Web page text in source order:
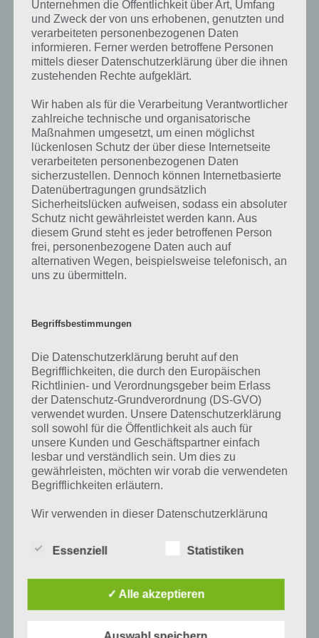
Weitere Aufgaben und Rätsel im gleichen
Level
Ebenfalls im gleichen Level wie “Ein Ort, an dem man normalerweise
Königin” und “Bild: Töpfern“. Klicke einfach auf den Sachverhalt, um
zur 94% Lösung zu gelangen.
Wenn die Lösung nicht mehr aktuell sein sollte oder ein Wort in der
Lösung von 94 Prozent fehlt, so teile uns die korrekten Lösungen
einfach in den Kommentaren mit. Nur so können wir stets die
aktuellen Antworten auf die zahlreichen Fragen in der App geben.
Darum geht es bei 94%
Was ist 94%? In der App 94% musst du auf Basis eines Bildes oder
einer Aussage die Antworten herausfinden, die von anderen Spielern
Prozent, wovon die App ihren Namen hat. Entsprechend ist 94
wurde die App mittlerweile heruntergeladen und gehört mit zu den
erfolgreichsten Spiele Apps in diesem Genre im Google Play Store
und iTunes App Store.
Auf WhatsApp teilen Teilen auf Facebook
Tweet auf Twitter
Mehr Artikel hier auf Touchportal
Unternehmen die Öffentlichkeit über Art, Umfang
und Zweck der von uns erhobenen, genutzten und
verarbeiteten personenbezogenen Daten
informieren. Ferner werden betroffene Personen
mittels dieser Datenschutzerklärung über die ihnen
zustehenden Rechte aufgeklärt.
Wir haben als für die Verarbeitung Verantwortlicher
zahlreiche technische und organisatorische
Maßnahmen umgesetzt, um einen möglichst
lückenlosen Schutz der über diese Internetseite
verarbeiteten personenbezogenen Daten
sicherzustellen. Dennoch können Internetbasierte
Datenübertragungen grundsätzlich
Sicherheitslücken aufweisen, sodass ein absoluter
Schutz nicht gewährleistet werden kann. Aus
diesem Grund steht es jeder betroffenen Person
frei, personenbezogene Daten auch auf
alternativen Wegen, beispielsweise telefonisch, an
uns zu übermitteln.
Begriffsbestimmungen
Die Datenschutzerklärung beruht auf den
Begrifflichkeiten, die durch den Europäischen
Richtlinien- und Verordnungsgeber beim Erlass
der Datenschutz-Grundverordnung (DS-GVO)
verwendet wurden. Unsere Datenschutzerklärung
soll sowohl für die Öffentlichkeit als auch für
unsere Kunden und Geschäftspartner einfach
lesbar und verständlich sein. Um dies zu
gewährleisten, möchten wir vorab die verwendeten
Begrifflichkeiten erläutern.
Wir verwenden in dieser Datenschutzerklärung
a) personenbezogene Daten
Personenbezogene Daten sind alle
Essenziell Statistiken
✓ Alle akzeptieren